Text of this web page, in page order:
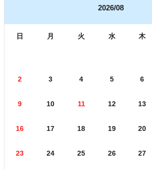
2026/08
日 月 火 水 木
2 3 4 5 6
9 10 11 12 13
16 17 18 19 20
23 24 25 26 27